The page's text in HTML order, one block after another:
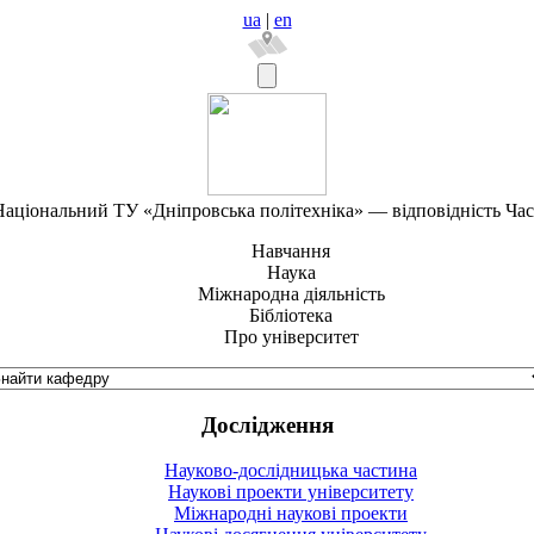
ua | en
ТУ «Дніпровська політехніка» — відповідність
Навчання
Наука
Міжнародна діяльність
Бібліотека
Про університет
Дослідження
Науково-дослідницька частина
Наукові проекти університету
Міжнародні наукові проекти